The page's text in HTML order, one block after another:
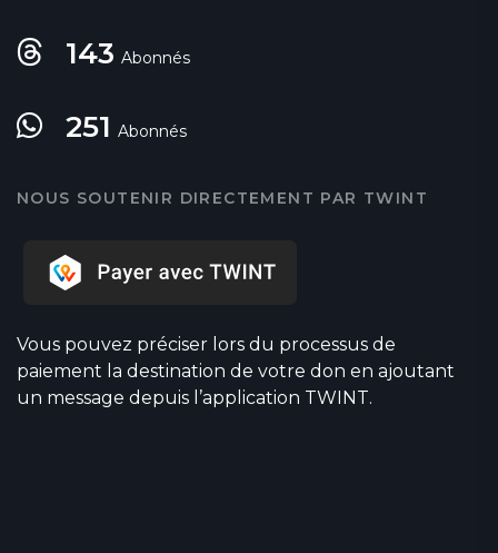
143 Abonnés
251 Abonnés
NOUS SOUTENIR DIRECTEMENT PAR TWINT
Vous pouvez préciser lors du processus de
paiement la destination de votre don en ajoutant
un message depuis l’application TWINT.